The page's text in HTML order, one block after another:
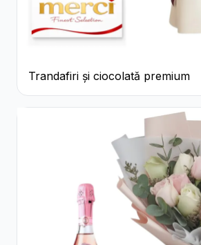
Trandafiri și ciocolată premium